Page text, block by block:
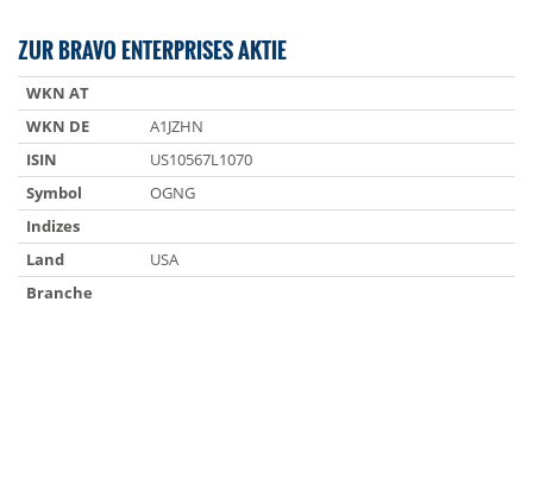
ZUR BRAVO ENTERPRISES AKTIE
WKN AT
WKN DE
A1JZHN
ISIN
US10567L1070
Symbol
OGNG
Indizes
Land
USA
Branche